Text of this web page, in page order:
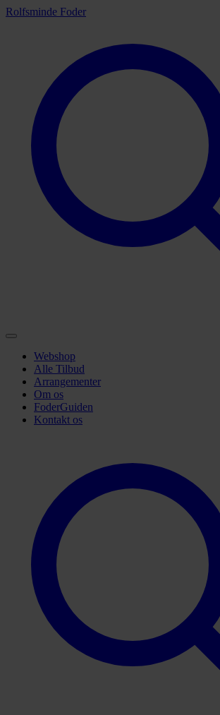
Rolfsminde Foder
Webshop
Alle Tilbud
Arrangementer
Om os
FoderGuiden
Kontakt os